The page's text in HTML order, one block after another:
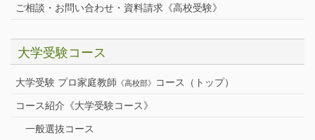
ご相談・お問い合わせ・資料請求《高校受験》
大学受験コース
大学受験 プロ家庭教師 《高校部》 コース（トップ）
コース紹介《大学受験コース》
一般選抜コース